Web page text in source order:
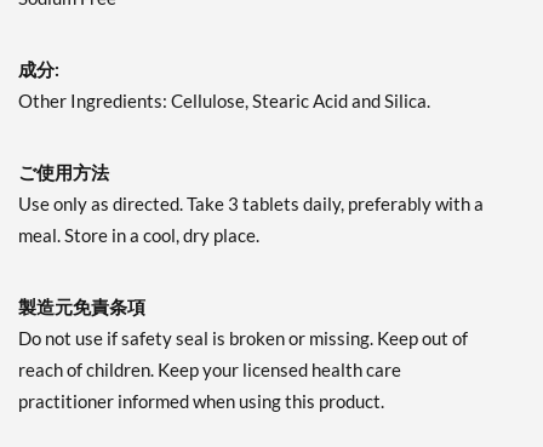
成分:
Other Ingredients: Cellulose, Stearic Acid and Silica.
ご使用方法
Use only as directed. Take 3 tablets daily, preferably with a
meal. Store in a cool, dry place.
製造元免責条項
Do not use if safety seal is broken or missing. Keep out of
reach of children. Keep your licensed health care
practitioner informed when using this product.